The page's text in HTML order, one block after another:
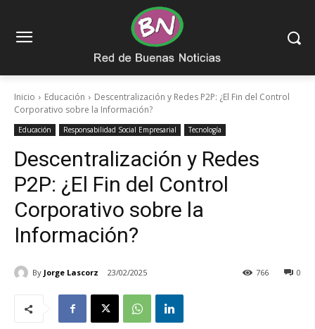
Inicio Educación
Descentralización y Redes P2P: ¿El Fin del Control
Corporativo sobre la Información?
Educación Responsabilidad Social Empresarial Tecnología
Descentralización y Redes
P2P: ¿El Fin del Control
Corporativo sobre la
Información?
By Jorge Lascorz 23/02/2025 0
766